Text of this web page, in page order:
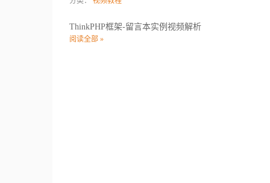
ThinkPHP框架-留言本实例视频解析
阅读全部 »